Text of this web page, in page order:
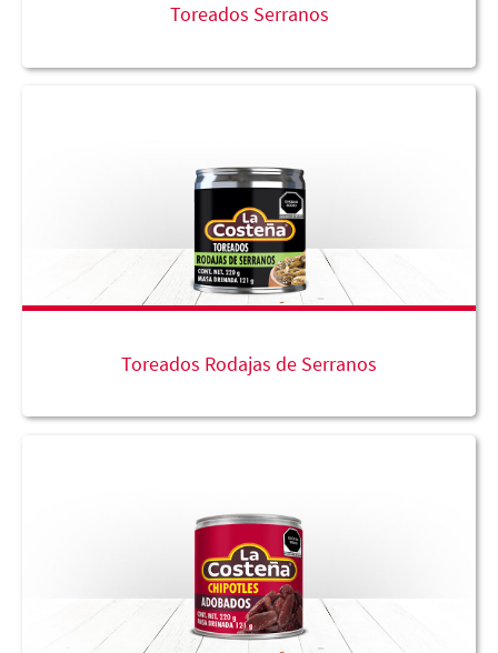
Toreados Serranos
Toreados Rodajas de Serranos